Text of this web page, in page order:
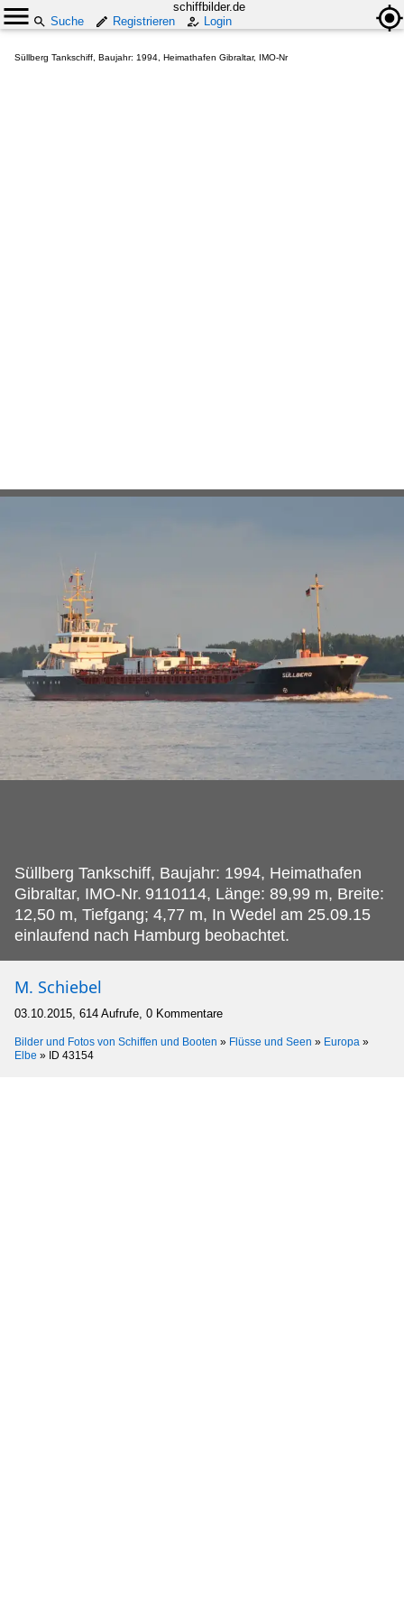
schiffbilder.de
Suche
Registrieren Login
Süllberg Tankschiff, Baujahr: 1994, Heimathafen Gibraltar, IMO-Nr
Süllberg Tankschiff, Baujahr: 1994, Heimathafen
Gibraltar, IMO-Nr. 9110114, Länge: 89,99 m, Breite:
12,50 m, Tiefgang; 4,77 m, In Wedel am 25.09.15
einlaufend nach Hamburg beobachtet.
M. Schiebel
03.10.2015, 614 Aufrufe, 0 Kommentare
Bilder und Fotos von Schiffen und Booten » Flüsse und Seen » Europa »
Elbe » ID 43154